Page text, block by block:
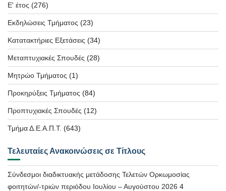
Ε' έτος (276)
Εκδηλώσεις Τμήματος (23)
Κατατακτήριες Εξετάσεις (34)
Μεταπτυχιακές Σπουδές (28)
Μητρώο Τμήματος (1)
Προκηρύξεις Τμήματος (84)
Προπτυχιακές Σπουδές (12)
Τμήμα Δ.Ε.Α.Π.Τ. (643)
Τελευταίες Ανακοινώσεις σε Τίτλους
Σύνδεσμοι διαδικτυακής μετάδοσης Τελετών Ορκωμοσίας
φοιτητών/-τριών περιόδου Ιουλίου – Αυγούστου 2026 4